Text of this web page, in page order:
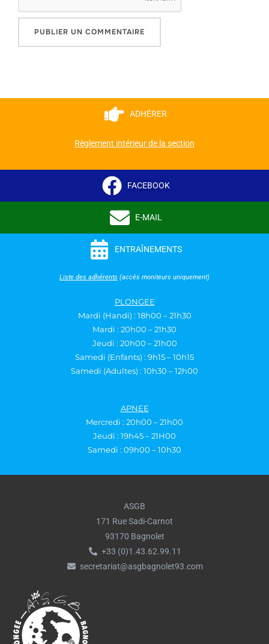
ADHÉRER
Règlement intérieur de la section
FACEBOOK
E-MAIL
ENTRAÎNEMENTS
Liste des adhérents (accès moniteurs uniquement)
PLONGEE
Mardi (Handi) : 18h00 – 21h30
Mardi : 20h00 – 21h30
Jeudi : 20h00 – 21h00
Samedi (Enfants) : 9h15 – 10h15
Samedi (Adultes) : 10h30 – 12h00
APNEE
Mercredi : 20h00 – 21h00
Jeudi : 19h45 – 21H00
Samedi : 09h00 – 10h30
ASGB
171 Rue Sadi-Carnot
93170 Bagnolet
+33 (0)1.43.62.99.11
secretariat@asgbagnolet93.com